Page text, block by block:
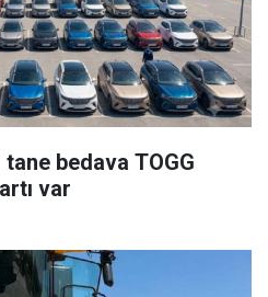
bedava TOGG
var